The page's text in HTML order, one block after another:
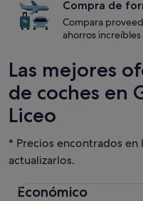
Compra de
Compara
ahorros increíbles
Las mejores
de coches en
Liceo
* Precios encontrados en
actualizarlos.
Económico